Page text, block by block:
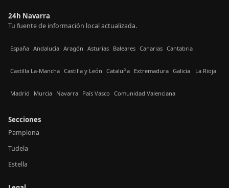
24h Navarra
Tu fuente de información local actualizada.
España Andalucía Aragón Asturias Baleares Canarias Cantabria
Castilla La-Mancha Castilla y León Cataluña Extremadura Galicia La Rioja
Madrid Murcia Navarra País Vasco Comunidad Valenciana
Secciones
Pamplona
Tudela
Estella